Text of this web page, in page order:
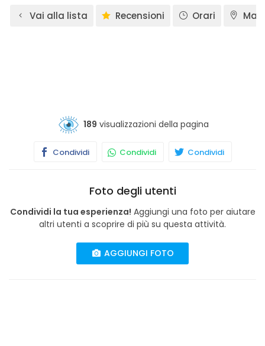
Vai alla lista Recensioni Orari
189 visualizzazioni della pagina
Condividi Condividi Condividi
Foto degli utenti
Condividi la tua esperienza! Aggiungi una foto per aiutare
altri utenti a scoprire di più su questa attività.
AGGIUNGI FOTO